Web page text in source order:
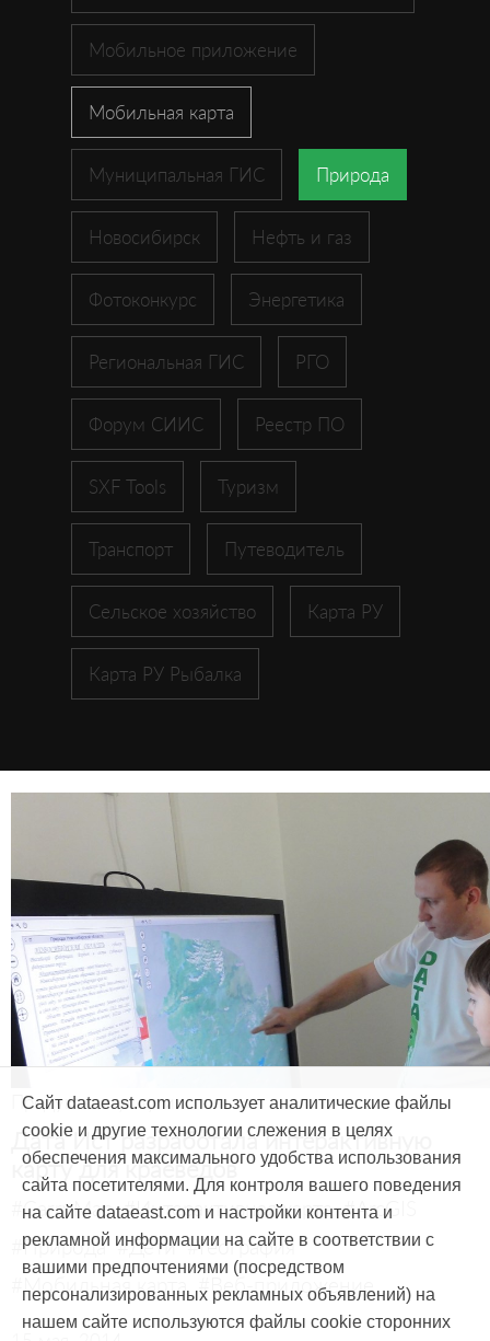
Мобильное приложение
Мобильная карта
Муниципальная ГИС Природа
Новосибирск Нефть и газ
Фотоконкурс Энергетика
Региональная ГИС РГО
Форум СИИС Реестр ПО
SXF Tools Туризм
Транспорт Путеводитель
Сельское хозяйство Карта РУ
Карта РУ Рыбалка
Продукты и услуги
Дата Ист разработала интерактивную
карту для краеведов
#CarryMap #Интерактивная карта #ArcGIS
#Природа #Дети #География
#Мобильная карта #Веб-приложение
Сайт dataeast.com использует аналитические файлы
cookie и другие технологии слежения в целях
обеспечения максимального удобства использования
сайта посетителями. Для контроля вашего поведения
на сайте dataeast.com и настройки контента и
рекламной информации на сайте в соответствии с
вашими предпочтениями (посредством
персонализированных рекламных объявлений) на
нашем сайте используются файлы cookie сторонних